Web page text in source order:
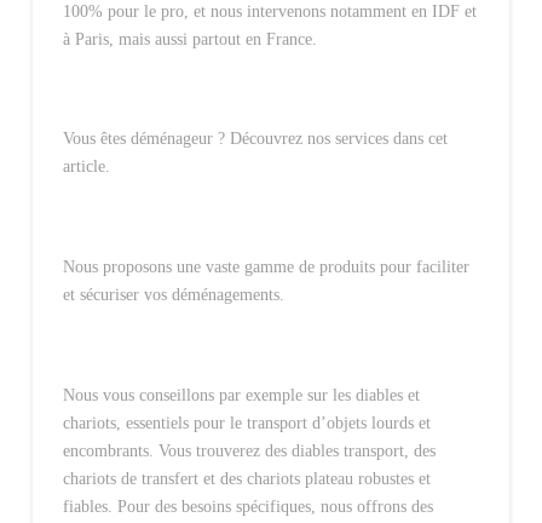
100% pour le pro, et nous intervenons notamment en IDF et
à Paris, mais aussi partout en France.
Vous êtes déménageur ?Découvrez nos services dans cet
article.
Nous proposons une vaste gamme de produits pour faciliter
et sécuriser vos déménagements.
Nous vous conseillons par exemple sur les diables et
chariots, essentiels pour le transport d’objets lourds et
encombrants. Vous trouverez des diables transport, des
chariots de transfert et des chariots plateau robustes et
fiables. Pour des besoins spécifiques, nous offrons des